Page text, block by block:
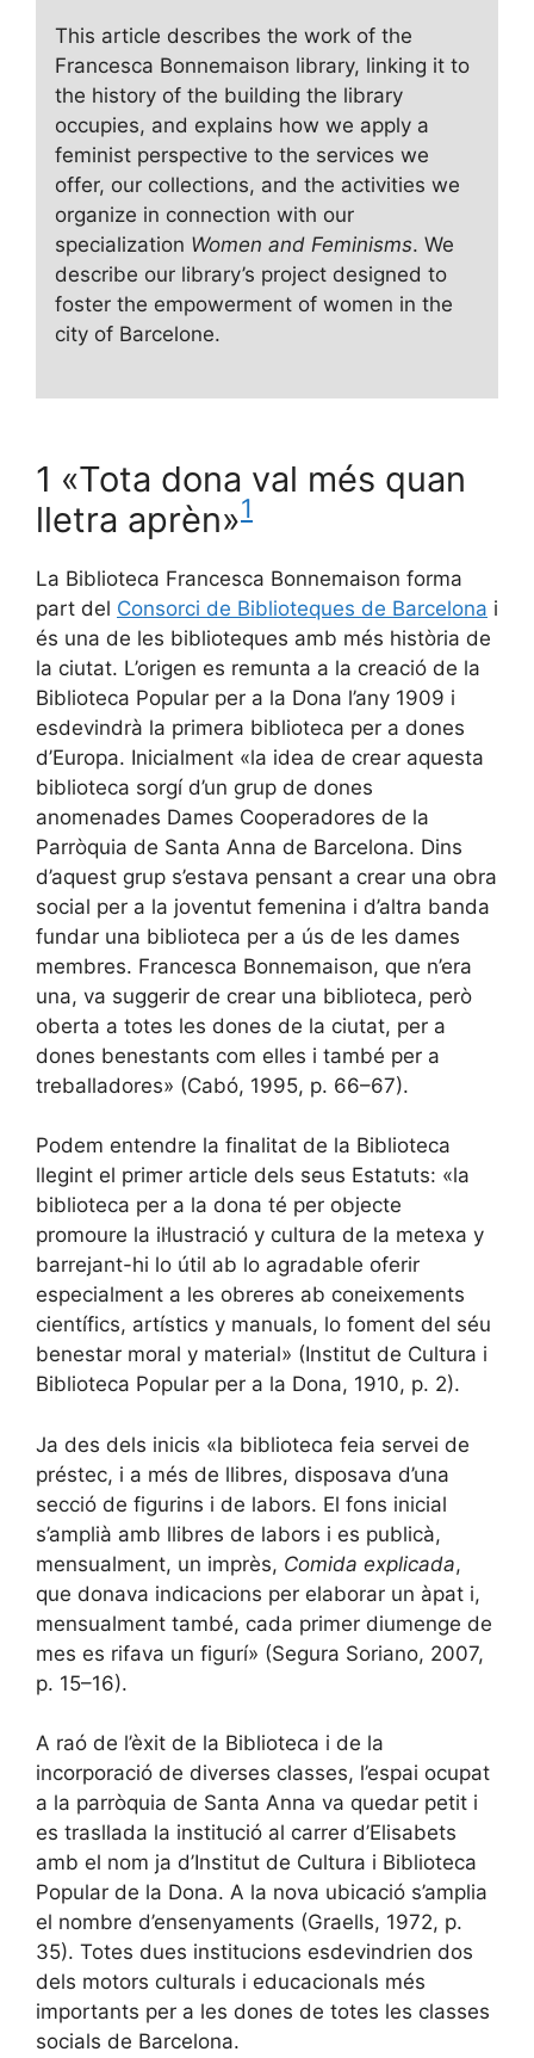
This article describes the work of the
Francesca Bonnemaison library, linking it to
the history of the building the library
occupies, and explains how we apply a
feminist perspective to the services we
offer, our collections, and the activities we
organize in connection with our
specialization Women and Feminisms. We
describe our library’s project designed to
foster the empowerment of women in the
city of Barcelone.
1 «Tota dona val més quan
lletra aprèn»1
La Biblioteca Francesca Bonnemaison forma
part del Consorci de Biblioteques de Barcelona i
és una de les biblioteques amb més història de
la ciutat. L’origen es remunta a la creació de la
Biblioteca Popular per a la Dona l’any 1909 i
esdevindrà la primera biblioteca per a dones
d’Europa. Inicialment «la idea de crear aquesta
biblioteca sorgí d’un grup de dones
anomenades Dames Cooperadores de la
Parròquia de Santa Anna de Barcelona. Dins
d’aquest grup s’estava pensant a crear una obra
social per a la joventut femenina i d’altra banda
fundar una biblioteca per a ús de les dames
membres. Francesca Bonnemaison, que n’era
una, va suggerir de crear una biblioteca, però
oberta a totes les dones de la ciutat, per a
dones benestants com elles i també per a
treballadores» (Cabó, 1995, p. 66–67).
Podem entendre la finalitat de la Biblioteca
llegint el primer article dels seus Estatuts: «la
biblioteca per a la dona té per objecte
promoure la il·lustració y cultura de la metexa y
barrejant-hi lo útil ab lo agradable oferir
especialment a les obreres ab coneixements
científics, artístics y manuals, lo foment del séu
benestar moral y material» (Institut de Cultura i
Biblioteca Popular per a la Dona, 1910, p. 2).
Ja des dels inicis «la biblioteca feia servei de
préstec, i a més de llibres, disposava d’una
secció de figurins i de labors. El fons inicial
s’amplià amb llibres de labors i es publicà,
mensualment, un imprès, Comida explicada,
que donava indicacions per elaborar un àpat i,
mensualment també, cada primer diumenge de
mes es rifava un figurí» (Segura Soriano, 2007,
p. 15–16).
A raó de l’èxit de la Biblioteca i de la
incorporació de diverses classes, l’espai ocupat
a la parròquia de Santa Anna va quedar petit i
es trasllada la institució al carrer d’Elisabets
amb el nom ja d’Institut de Cultura i Biblioteca
Popular de la Dona. A la nova ubicació s’amplia
el nombre d’ensenyaments (Graells, 1972, p.
35). Totes dues institucions esdevindrien dos
dels motors culturals i educacionals més
importants per a les dones de totes les classes
socials de Barcelona.